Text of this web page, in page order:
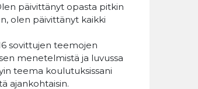
päivittänyt opasta pitkin
olen päivittänyt kaikki
sovittujen teemojen
menetelmistä ja luvussa
teema koulutuksissani
ajankohtaisin.